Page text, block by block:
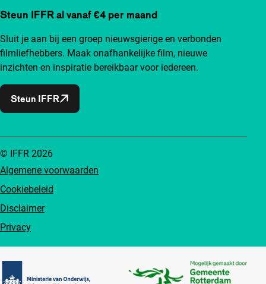
Steun IFFR al vanaf €4 per maand
Sluit je aan bij een groep nieuwsgierige en verbonden
filmliefhebbers. Maak onafhankelijke film, nieuwe
inzichten en inspiratie bereikbaar voor iedereen.
Steun IFFR
Algemene voorwaarden
Cookiebeleid
Disclaimer
Privacy
© IFFR 2026